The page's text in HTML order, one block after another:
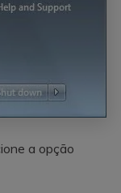
a opção